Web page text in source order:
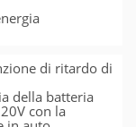
di ritardo di
della batteria
con la